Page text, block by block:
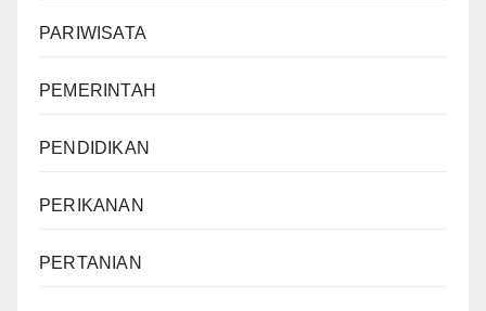
PARIWISATA
PEMERINTAH
PENDIDIKAN
PERIKANAN
PERTANIAN